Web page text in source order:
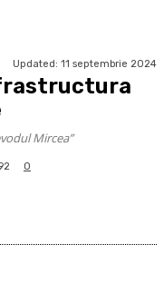
Updated: 11 septembrie 2024
Mircea”
0